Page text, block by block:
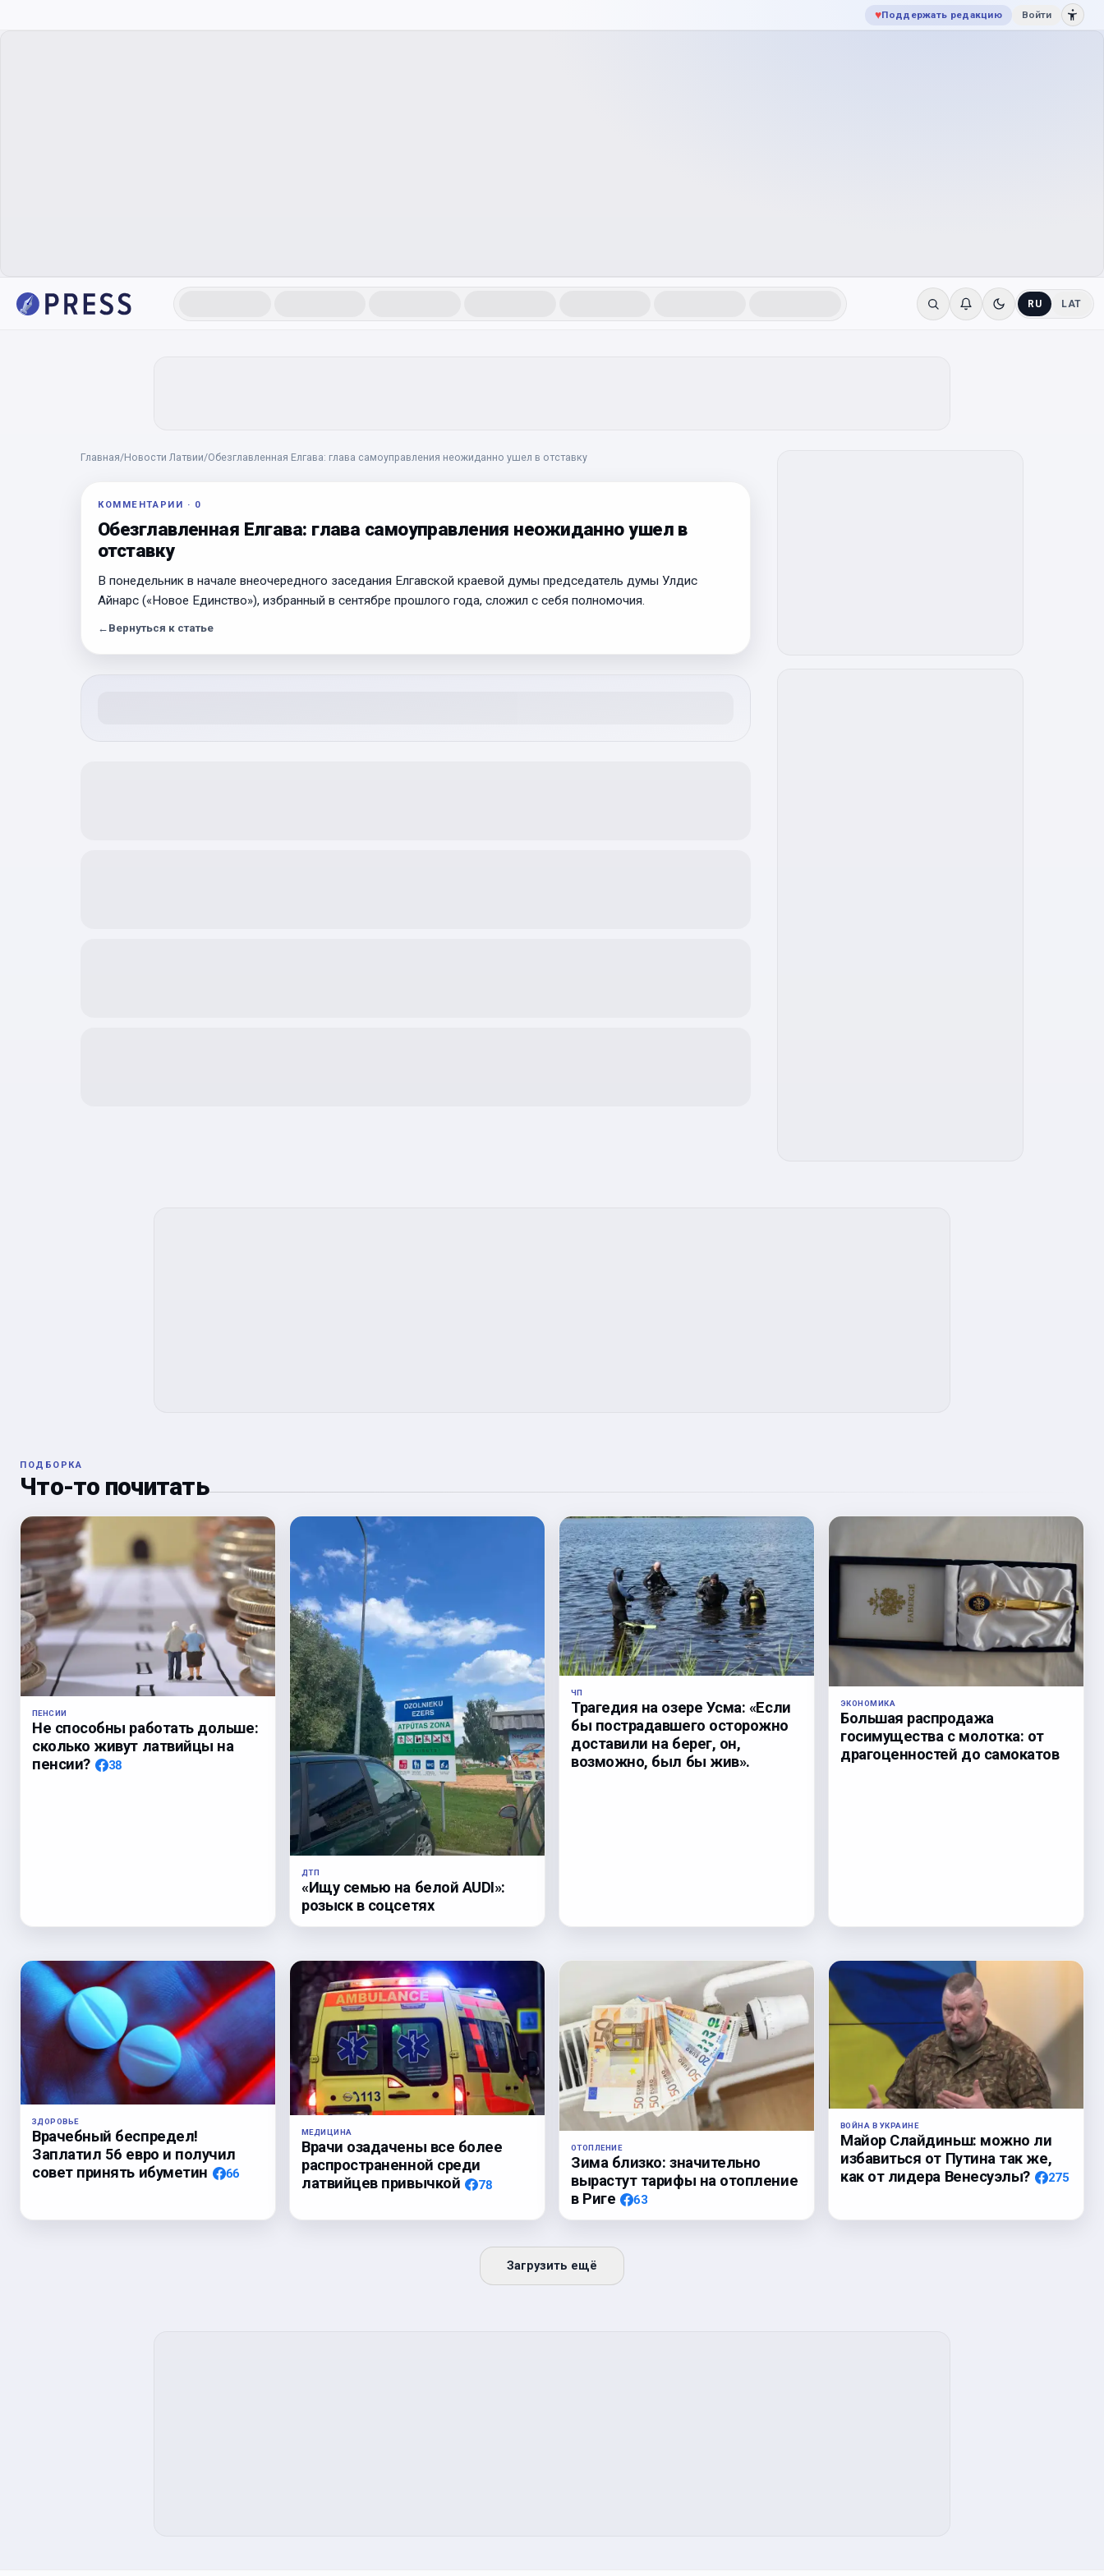
♥Поддержать редакцию Войти
RU LAT
Главная/Новости Латвии/Обезглавленная Елгава: глава самоуправления неожиданно ушел в отставку
КОММЕНТАРИИ · 0
Обезглавленная Елгава: глава самоуправления неожиданно ушел в
отставку
В понедельник в начале внеочередного заседания Елгавской краевой думы председатель думы Улдис
Айнарс («Новое Единство»), избранный в сентябре прошлого года, сложил с себя полномочия.
← Вернуться к статье
ПОДБОРКА
Что-то почитать
ПЕНСИИ
Не способны работать дольше:
сколько живут латвийцы на
пенсии?
38
ДТП
«Ищу семью на белой AUDI»:
розыск в соцсетях
ЧП
Трагедия на озере Усма: «Если
бы пострадавшего осторожно
доставили на берег, он,
возможно, был бы жив».
ЭКОНОМИКА
Большая распродажа
госимущества с молотка: от
драгоценностей до самокатов
ЗДОРОВЬЕ
Врачебный беспредел!
Заплатил 56 евро и получил
совет принять ибуметин
66
МЕДИЦИНА
Врачи озадачены все более
распространенной среди
латвийцев привычкой
78
ОТОПЛЕНИЕ
Зима близко: значительно
вырастут тарифы на отопление
в Риге
63
ВОЙНА В УКРАИНЕ
Майор Слайдиньш: можно ли
избавиться от Путина так же,
как от лидера Венесуэлы?
275
Загрузить ещё